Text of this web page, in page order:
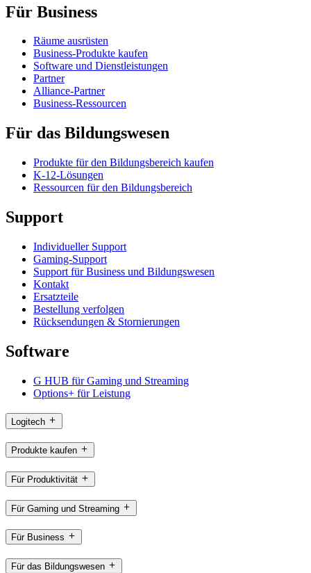
Für Business
Räume ausrüsten
Business-Produkte kaufen
Software und Dienstleistungen
Partner
Alliance-Partner
Business-Ressourcen
Für das Bildungswesen
Produkte für den Bildungsbereich kaufen
K-12-Lösungen
Ressourcen für den Bildungsbereich
Support
Individueller Support
Gaming-Support
Support für Business und Bildungswesen
Kontakt
Ersatzteile
Bestellung verfolgen
Rücksendungen & Stornierungen
Software
G HUB für Gaming und Streaming
Options+ für Leistung
Logitech
Produkte kaufen
Für Produktivität
Für Gaming und Streaming
Für Business
Für das Bildungswesen